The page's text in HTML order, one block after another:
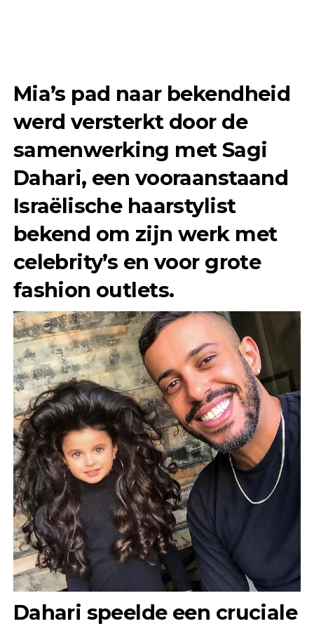
Mia’s pad naar bekendheid
werd versterkt door de
samenwerking met Sagi
Dahari, een vooraanstaand
Israëlische haarstylist
bekend om zijn werk met
celebrity’s en voor grote
fashion outlets.
Dahari speelde een cruciale